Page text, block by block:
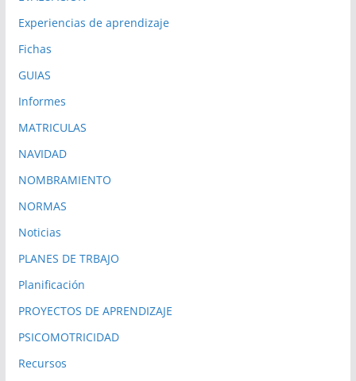
Experiencias de aprendizaje
Fichas
GUIAS
Informes
MATRICULAS
NAVIDAD
NOMBRAMIENTO
NORMAS
Noticias
PLANES DE TRBAJO
Planificación
PROYECTOS DE APRENDIZAJE
PSICOMOTRICIDAD
Recursos